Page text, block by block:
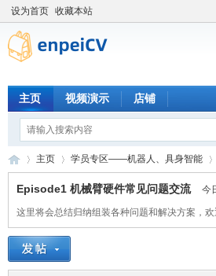
设为首页 收藏本站
主页 视频演示 店铺
恩 »
主页
›
学员专区——机器人、具身智能
›
Episode1 机械臂硬件常见问题交流 今
这里将会总结归纳组装各种问题和解决方案，欢